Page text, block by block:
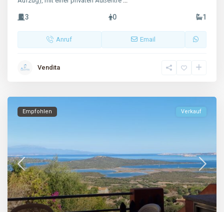
3 0 1
Anruf Email
Vendita
Empfohlen Verkauf